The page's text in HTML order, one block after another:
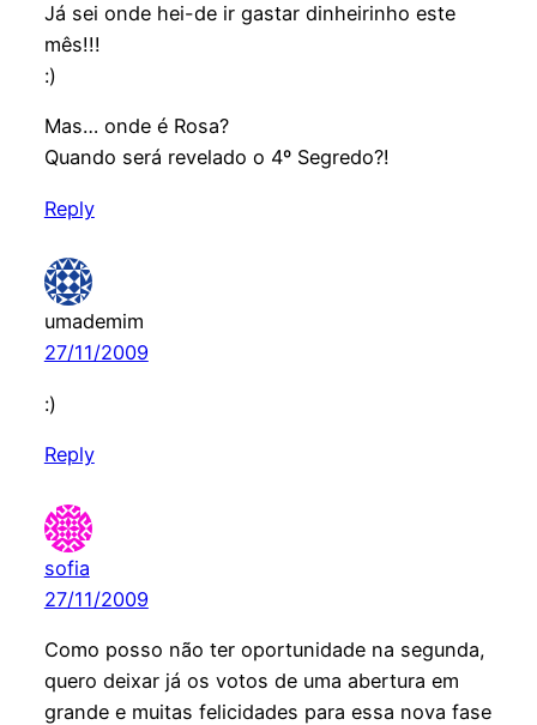
Já sei onde hei-de ir gastar dinheirinho este
mês!!!
:)
Mas… onde é Rosa?
Quando será revelado o 4º Segredo?!
Reply
umademim
27/11/2009
:)
Reply
sofia
27/11/2009
Como posso não ter oportunidade na segunda,
quero deixar já os votos de uma abertura em
grande e muitas felicidades para essa nova fase